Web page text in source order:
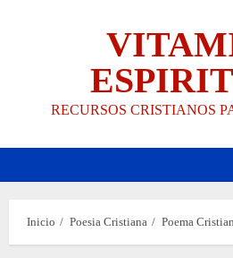
RECURSOS CRISTIANOS
Inicio Poesia Cristiana Poema